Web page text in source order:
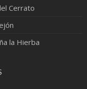
Cerrato
la Hierba